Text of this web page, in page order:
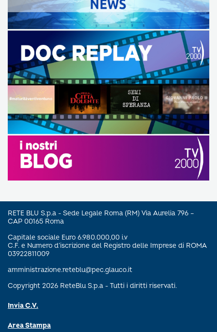
RETE BLU S.p.a - Sede Legale Roma (RM) Via Aurelia 796 –
CAP 00165 Roma
Capitale sociale Euro 6.980.000,00 i.v
C.F. e Numero d’iscrizione del Registro delle Imprese di ROMA
03922811009
amministrazione.reteblu@pec.glauco.it
Copyright 2026 ReteBlu S.p.a - Tutti i diritti riservati.
Invia C.V.
Area Stampa